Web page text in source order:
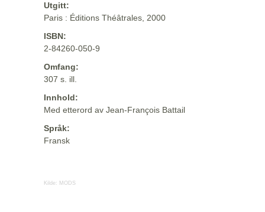
Utgitt:
Paris : Éditions Théâtrales, 2000
ISBN:
2-84260-050-9
Omfang:
307 s. ill.
Innhold:
Med etterord av Jean-François Battail
Språk:
Fransk
Kilde: MODS